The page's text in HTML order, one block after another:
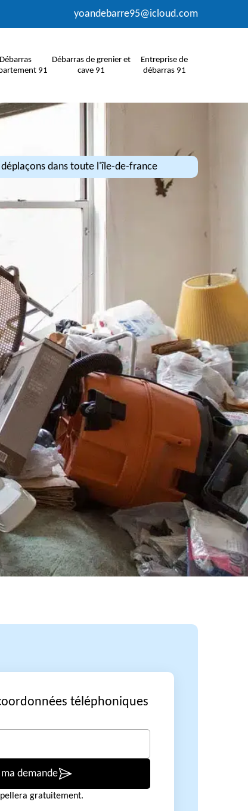
yoandebarre95@icloud.com
Débarras
91
Débarras de grenier et
cave 91
Entreprise de
débarras 91
déplaçons dans toute l'île-de-france
téléphoniques
demande
gratuitement.